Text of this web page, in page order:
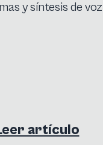
y síntesis de voz
artículo